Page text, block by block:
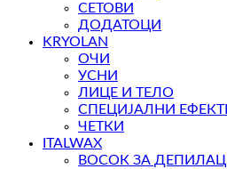
СЕТОВИ
ДОДАТОЦИ
KRYOLAN
ОЧИ
УСНИ
ЛИЦЕ И ТЕЛО
СПЕЦИЈАЛНИ
ЧЕТКИ
ITALWAX
ВОСОК ЗА